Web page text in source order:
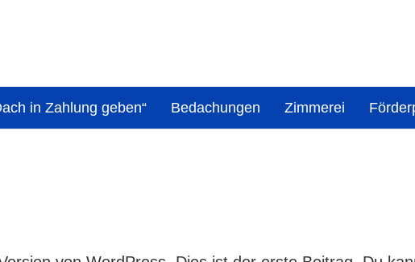
in Zahlung geben“ Bedachungen Zimmerei